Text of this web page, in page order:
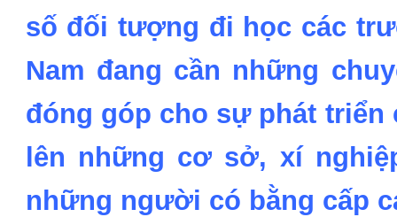
số đối tượng đi học các
Nam đang cần những
đóng góp cho sự phát
lên những cơ sở, xí
những người có bằng cấp